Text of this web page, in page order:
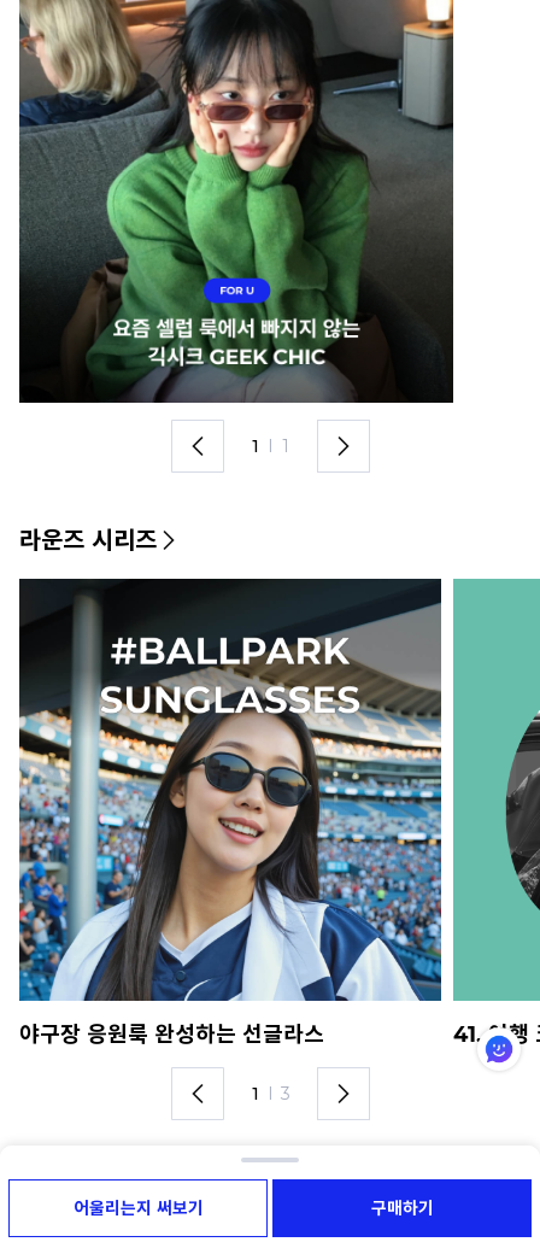
1 I 1
라운즈 시리즈
야구장 응원룩 완성하는 선글라스 41. 여행
1 I 3
어울리는지 써보기 구매하기